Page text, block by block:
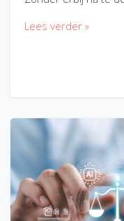
Lees verder »